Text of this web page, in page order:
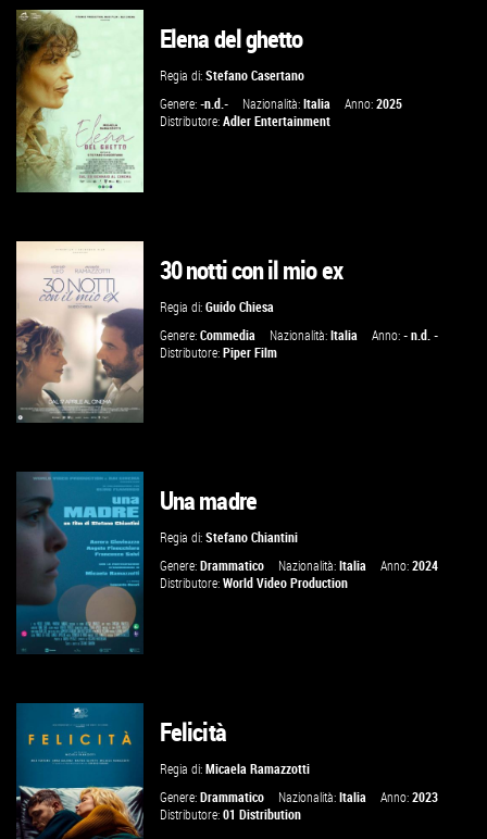
GUARDA IL TRAILER
VAI ALLA SCHEDA
Elena del ghetto
Regia di:Stefano Casertano
Genere:-n.d.- Nazionalità:Italia Anno:2025
Distributore:Adler Entertainment
GUARDA IL TRAILER
VAI ALLA SCHEDA
30 notti con il mio ex
Regia di:Guido Chiesa
Genere:Commedia Nazionalità:Italia Anno:- n.d. -
Distributore:Piper Film
GUARDA IL TRAILER
VAI ALLA SCHEDA
Una madre
Regia di:Stefano Chiantini
Genere:Drammatico Nazionalità:Italia Anno:2024
Distributore:World Video Production
Felicità
Regia di:Micaela Ramazzotti
Genere:Drammatico Nazionalità:Italia Anno:2023
Distributore:01 Distribution